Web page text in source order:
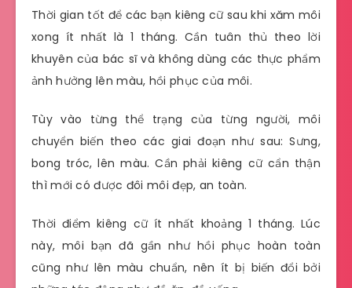
Thời gian tốt để các bạn kiêng cữ sau khi xăm môi
xong ít nhất là 1 tháng. Cần tuân thủ theo lời
khuyên của bác sĩ và không dùng các thực phẩm
ảnh hưởng lên màu, hồi phục của môi.
Tùy vào từng thể trạng của từng người, môi
chuyển biến theo các giai đoạn như sau: Sưng,
bong tróc, lên màu. Cần phải kiêng cữ cẩn thận
thì mới có được đôi môi đẹp, an toàn.
Thời điểm kiêng cữ ít nhất khoảng 1 tháng. Lúc
này, môi bạn đã gần như hồi phục hoàn toàn
cũng như lên màu chuẩn, nên ít bị biến đổi bởi